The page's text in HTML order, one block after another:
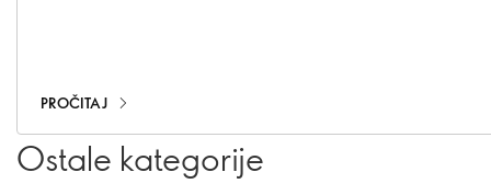
PROČITAJ
Ostale kategorije